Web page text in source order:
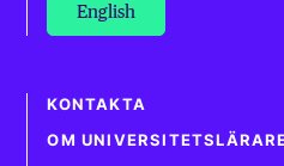
English
KONTAKTA
OM